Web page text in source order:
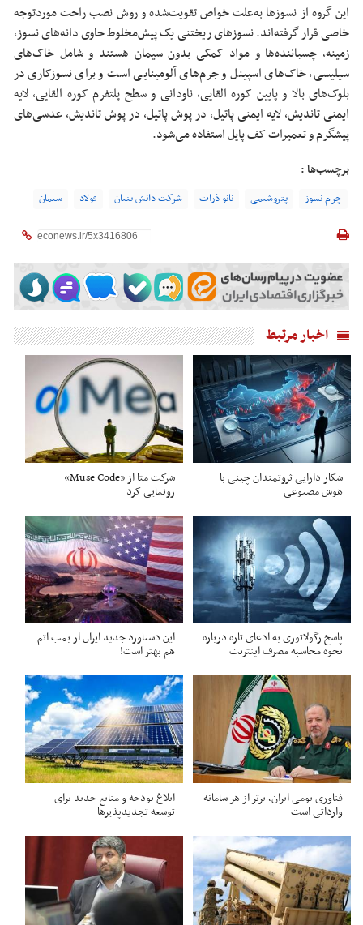
این گروه از نسوزها به‌علت خواص تقویت‌شده و روش نصب راحت موردتوجه
خاصی قرار گرفته‌اند. نسوزهای ریختنی یک پیش‌مخلوط حاوی دانه‌های نسوز،
زمینه، چسباننده‌ها و مواد کمکی بدون سیمان هستند و شامل خاک‌های
سیلیسی، خاک‌های اسپینل و جرم‌های آلومینایی است و برای نسوزکاری در
بلوک‌های بالا و پایین کوره القایی، ناودانی و سطح پلتفرم کوره القایی، لایه
ایمنی تاندیش، لایه ایمنی پاتیل، در پوش پاتیل، در پوش تاندیش، عدسی‌های
پیشگرم و تعمیرات کف پایل استفاده می‌شود.
برچسب‌ها :
چرم نسوز پتروشیمی نانو ذرات شرکت دانش بنیان فولاد سیمان
اخبار مرتبط
شکار دارایی ثروتمندان چینی با
هوش مصنوعی
شرکت متا از «Muse Code»
رونمایی کرد
پاسخ رگولاتوری به ادعای تازه درباره
نحوه محاسبه مصرف اینترنت
این دستاورد جدید ایران از بمب اتم
هم بهتر است!
فناوری بومی ایران، برتر از هر سامانه
وارداتی است
ابلاغ بودجه و منابع جدید برای
توسعه تجدیدپذیرها